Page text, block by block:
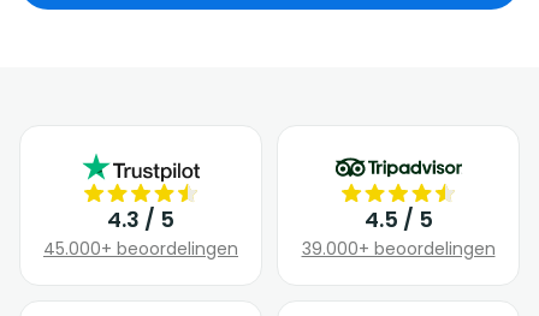
4.3 / 5
45.000+ beoordelingen
4.5 / 5
39.000+ beoordelingen